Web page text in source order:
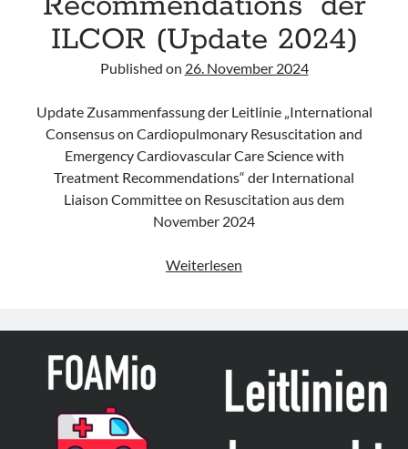
ILCOR (Update 2024)
Published on 26. November 2024
Update Zusammenfassung der Leitlinie „International
Consensus on Cardiopulmonary Resuscitation and
Emergency Cardiovascular Care Science with
Treatment Recommendations“ der International
Liaison Committee on Resuscitation aus dem
November 2024
Weiterlesen
on
Resuscitation
and
Emergency